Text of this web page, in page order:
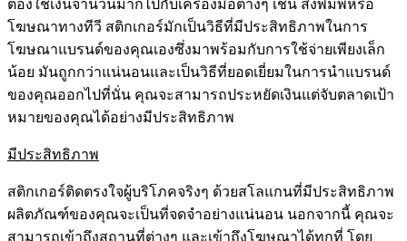
ต้องใช้เงินจำนวนมากไปกับเครื่องมือต่างๆ เช่น สิ่งพิมพ์หรือ
โฆษณาทางทีวี สติกเกอร์มักเป็นวิธีที่มีประสิทธิภาพในการ
โฆษณาแบรนด์ของคุณเองซึ่งมาพร้อมกับการใช้จ่ายเพียงเล็ก
น้อย มันถูกกว่าแน่นอนและเป็นวิธีที่ยอดเยี่ยมในการนำแบรนด์
ของคุณออกไปที่นั่น คุณจะสามารถประหยัดเงินแต่จับตลาดเป้า
หมายของคุณได้อย่างมีประสิทธิภาพ
มีประสิทธิภาพ
สติกเกอร์ติดตรงใจผู้บริโภคจริงๆ ด้วยสโลแกนที่มีประสิทธิภาพ
ผลิตภัณฑ์ของคุณจะเป็นที่จดจำอย่างแน่นอน นอกจากนี้ คุณจะ
สามารถเข้าถึงสถานที่ต่างๆ และเข้าถึงโฆษณาได้ทุกที่ โดย